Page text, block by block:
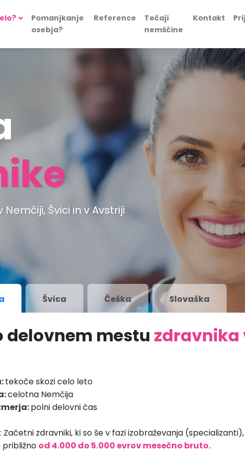
Pomanjkanje
osebja?
Reference
Tečaji
nemščine
Kontakt
Švici in v Avstriji
Švica Češka Slovaška
delovnem mestu zdravnika
tekoče skozi celo leto
celotna Nemčija
polni delovni čas
: Začetni zdravniki, ki so še v fazi izobraževanja
od 4.000 do 5.000 evrov mesečno bruto.